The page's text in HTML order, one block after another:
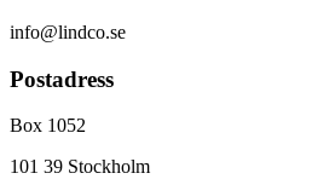
info@lindco.se
Postadress
Box 1052
101 39 Stockholm